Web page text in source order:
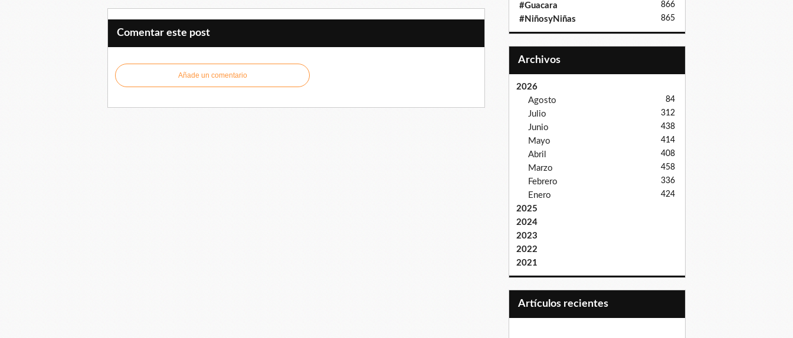
Comentar este post
Añade un comentario
#Guacara 866
#NiñosyNiñas 865
Archivos
2026
Agosto
84
Julio 312
Junio 438
Mayo 414
Abril 408
Marzo 458
Febrero 336
Enero 424
2025
2024
2023
2022
2021
Artículos recientes